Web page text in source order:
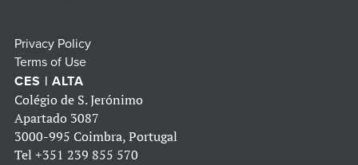
Privacy Policy
Terms of Use
CES | ALTA
Colégio de S. Jerónimo
Apartado 3087
3000-995 Coimbra, Portugal
Tel +351 239 855 570